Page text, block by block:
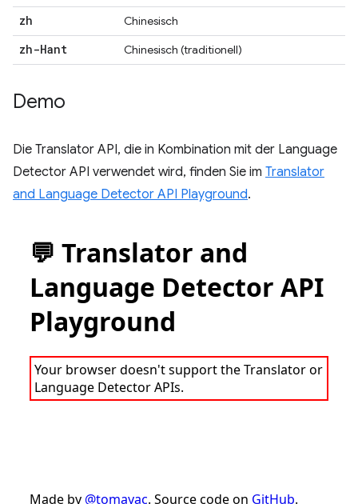
zh Chinesisch
zh-Hant Chinesisch (traditionell)
Demo
Die Translator API, die in Kombination mit der Language
Detector API verwendet wird, finden Sie im Translator
and Language Detector API Playground.